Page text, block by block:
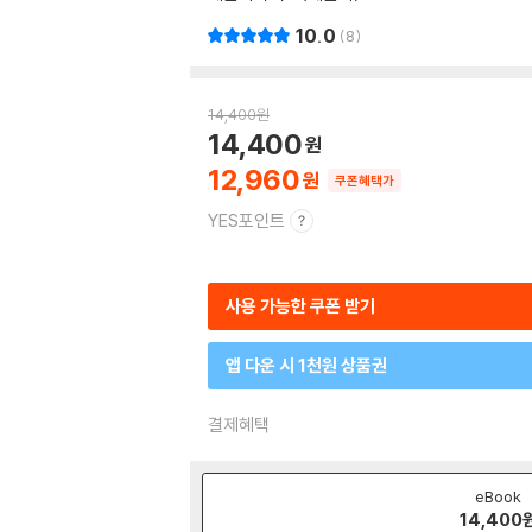
10.0 8
14,400원
12,960
14,400
쿠폰혜택가
YES포인트
사용 가능한 쿠폰 받기
앱 다운 시 1천원 상품권
결제혜택
eBook
14,400